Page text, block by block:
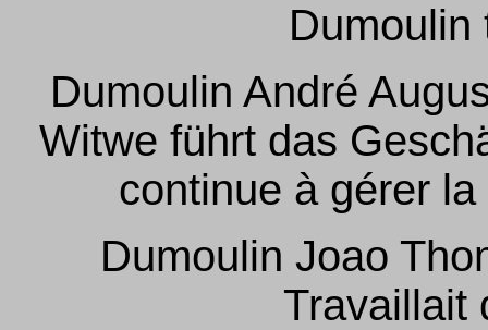
Dumoulin
Dumoulin André
Witwe führt das
continue à gérer
Dumoulin Joao
Travaillait